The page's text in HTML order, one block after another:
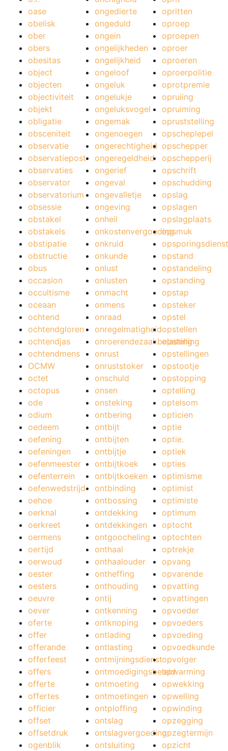
oase
obelisk
ober
obers
obesitas
object
objecten
objectiviteit
objekt
obligatie
obsceniteit
observatie
observatiepost
observaties
observator
observatorium
obsessie
obstakel
obstakels
obstipatie
obstructie
obus
occasion
occultisme
oceaan
ochtend
ochtendgloren
ochtendjas
ochtendmens
OCMW
octet
octopus
ode
odium
oedeem
oefening
oefeningen
oefenmeester
oefenterrein
oefenwedstrijd
oehoe
oerknal
oerkreet
oermens
oertijd
oerwoud
oester
oesters
oeuvre
oever
oferte
offer
offerande
offerfeest
offers
offerte
offertes
officier
offset
offsetdruk
ogenblik
ongedierte
ongeduld
ongein
ongelijkheden
ongelijkheid
ongeloof
ongeluk
ongelukje
ongeluksvogel
ongemak
ongenoegen
ongerechtigheid
ongeregeldheid
ongerief
ongeval
ongevalletje
ongeving
onheil
onkostenvergoeding
onkruid
onkunde
onlust
onlusten
onmacht
onmens
onraad
onregelmatigheid
onroerendezaakbelasting
onrust
onruststoker
onschuld
onsen
onsteking
ontbering
ontbijt
ontbijten
ontbijtje
ontbijtkoek
ontbijtkoeken
ontbinding
ontbossing
ontdekking
ontdekkingen
ontgoocheling
onthaal
onthaalouder
ontheffing
onthouding
ontij
ontkenning
ontknoping
ontlading
ontlasting
ontmijningsdienst
ontmoedigingsbeleid
ontmoeting
ontmoetingen
ontploffing
ontslag
ontslagvergoeding
ontsluiting
opritten
oproep
oproepen
oproer
oproeren
oproerpolitie
oprotpremie
opruiing
opruiming
opruststelling
opscheplepel
opschepper
opschepperij
opschrift
opschudding
opslag
opslagen
opslagplaats
opsmuk
opsporingsdienst
opstand
opstandeling
opstanding
opstap
opsteker
opstel
opstellen
opstelling
opstellingen
opstootje
opstopping
optelling
optelsom
opticien
optie
optie.
optiek
opties
optimisme
optimist
optimiste
optimum
optocht
optochten
optrekje
opvang
opvarende
opvatting
opvattingen
opvoeder
opvoeders
opvoeding
opvoedkunde
opvolger
opwarming
opwekking
opwelling
opwinding
opzegging
opzegtermijn
opzicht